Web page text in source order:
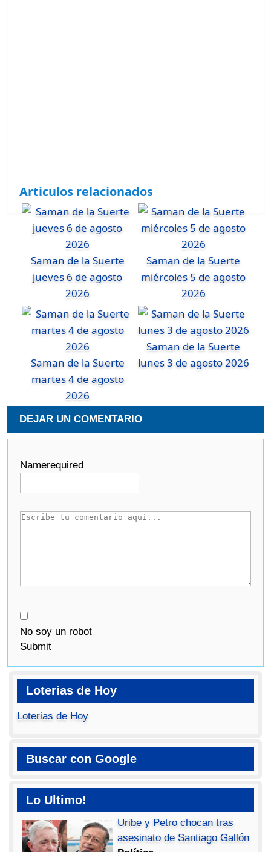
Articulos relacionados
Saman de la Suerte
jueves 6 de agosto
2026
Saman de la Suerte
miércoles 5 de agosto
2026
Saman de la Suerte
martes 4 de agosto
2026
Saman de la Suerte
lunes 3 de agosto 2026
DEJAR UN COMENTARIO
Namerequired
No soy un robot
Submit
Loterias de Hoy
Loterias de Hoy
Buscar con Google
Lo Ultimo!
Uribe y Petro chocan tras
asesinato de Santiago Gallón